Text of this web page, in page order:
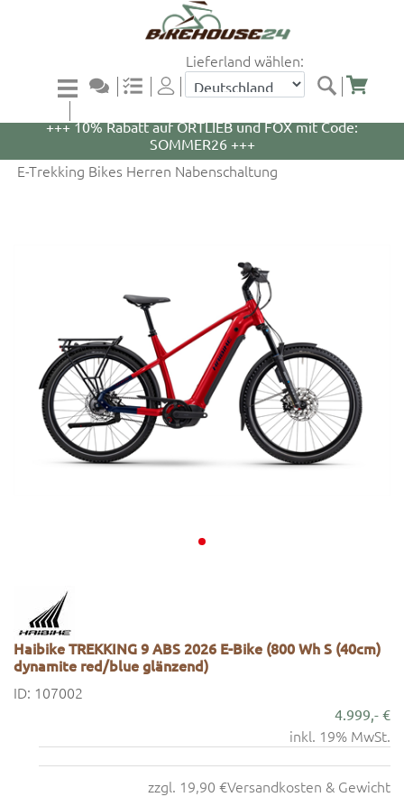
Lieferland wählen:
+++ 5% Rabatt auf WOOM Bikes und Zubehör mit
+++ 10% Rabatt auf ORTLIEB und FOX mit Code:
SOMMER26 +++
E-Trekking Bikes Herren Nabenschaltung
Haibike TREKKING 9 ABS 2026 E-Bike (800 Wh S (40cm)
dynamite red/blue glänzend)
ID: 107002
4.999,- €
inkl. 19% MwSt.
zzgl. 19,90 €Versandkosten & Gewicht